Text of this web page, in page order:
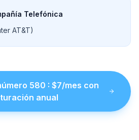
Telefónica
AT&T)
580 : $7/mes con
anual